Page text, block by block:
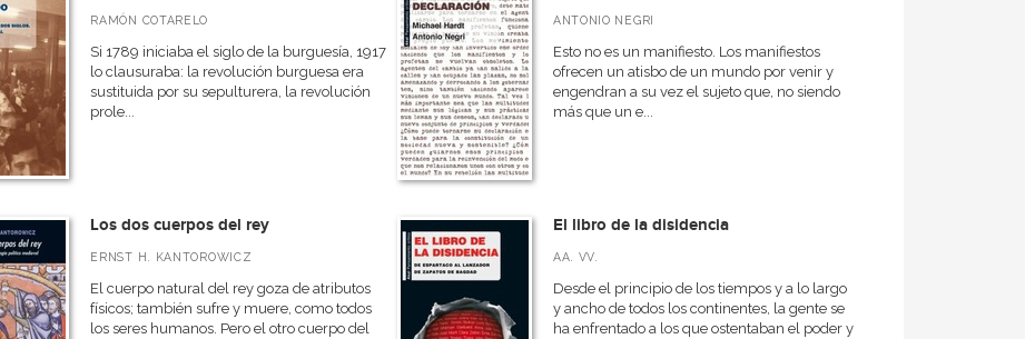
RAMÓN COTARELO
Si 1789 iniciaba el siglo de la burguesía, 1917
lo clausuraba: la revolución burguesa era
sustituida por su sepulturera, la revolución
prole...
ANTONIO NEGRI
Esto no es un manifiesto. Los manifiestos
ofrecen un atisbo de un mundo por venir y
engendran a su vez el sujeto que, no siendo
más que un e...
Los dos cuerpos del rey
ERNST H. KANTOROWICZ
El cuerpo natural del rey goza de atributos
físicos; también sufre y muere, como todos
los seres humanos. Pero el otro cuerpo del
El libro de la disidencia
AA. VV.
Desde el principio de los tiempos y a lo largo
y ancho de todos los continentes, la gente se
ha enfrentado a los que ostentaban el poder y